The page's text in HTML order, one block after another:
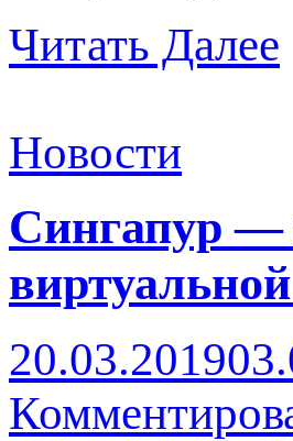
Читать Далее
Новости
Сингапур —
20.03.2019